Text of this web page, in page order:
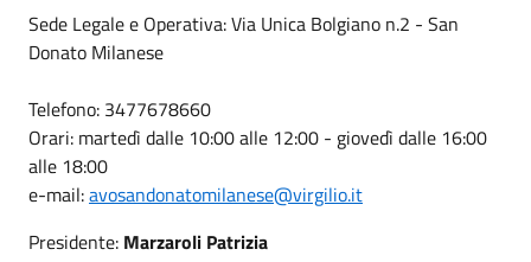
Sede Legale e Operativa: Via Unica Bolgiano n.2 - San
Donato Milanese
Telefono: 3477678660
Orari: martedì dalle 10:00 alle 12:00 - giovedì dalle 16:00
alle 18:00
e-mail:avosandonatomilanese@virgilio.it
Presidente: Marzaroli Patrizia